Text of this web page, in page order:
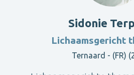
Sidonie
Lichaamsgericht
Ternaard - (FR)